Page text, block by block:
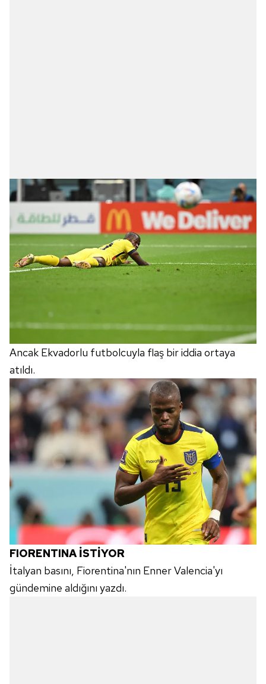
Ancak Ekvadorlu futbolcuyla flaş bir iddia ortaya
atıldı.
FIORENTINA İSTİYOR
İtalyan basını, Fiorentina'nın Enner Valencia'yı
gündemine aldığını yazdı.